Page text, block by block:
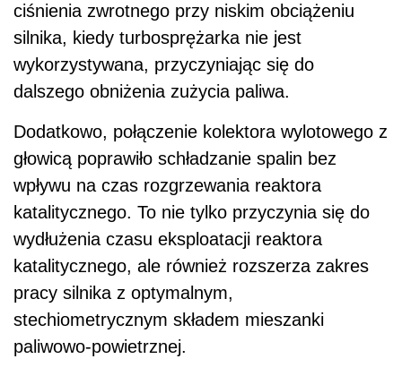
ciśnienia zwrotnego przy niskim obciążeniu
silnika, kiedy turbosprężarka nie jest
wykorzystywana, przyczyniając się do
dalszego obniżenia zużycia paliwa.
Dodatkowo, połączenie kolektora wylotowego z
głowicą poprawiło schładzanie spalin bez
wpływu na czas rozgrzewania reaktora
katalitycznego. To nie tylko przyczynia się do
wydłużenia czasu eksploatacji reaktora
katalitycznego, ale również rozszerza zakres
pracy silnika z optymalnym,
stechiometrycznym składem mieszanki
paliwowo-powietrznej.